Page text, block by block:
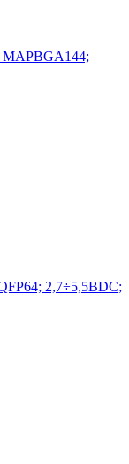
MAPBGA144;
2,7÷5,5ВDC;